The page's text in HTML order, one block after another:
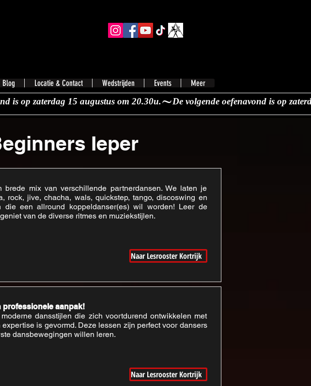
Blog Locatie & Contact Wedstrijden Events Meer
Ieper
mix van verschillende partnerdansen. We laten je
rock, jive, chacha, wals, quickstep, tango, discoswing en
een allround koppeldanser(es) wil worden! Leer de
van de diverse ritmes en muziekstijlen.
Naar Lesrooster Kortrijk
professionele aanpak!
dansstijlen die zich voortdurend ontwikkelen met
is gevormd. Deze lessen zijn perfect voor dansers
dansbewegingen willen leren.
Naar Lesrooster Kortrijk